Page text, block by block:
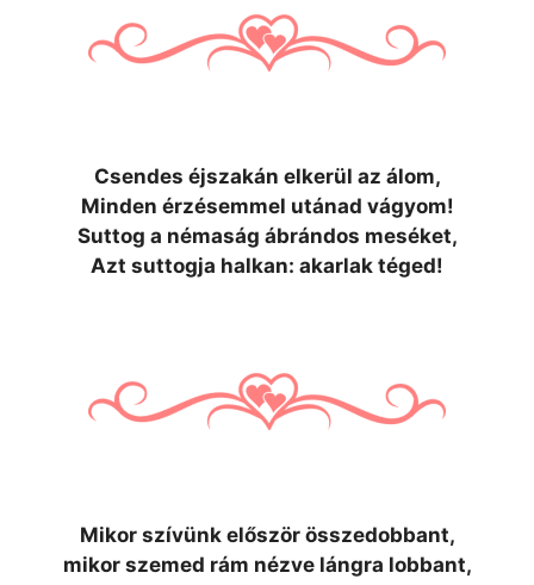
Csendes éjszakán elkerül az álom,
Minden érzésemmel utánad vágyom!
Suttog a némaság ábrándos meséket,
Azt suttogja halkan: akarlak téged!
Mikor szívünk először összedobbant,
mikor szemed rám nézve lángra lobbant,